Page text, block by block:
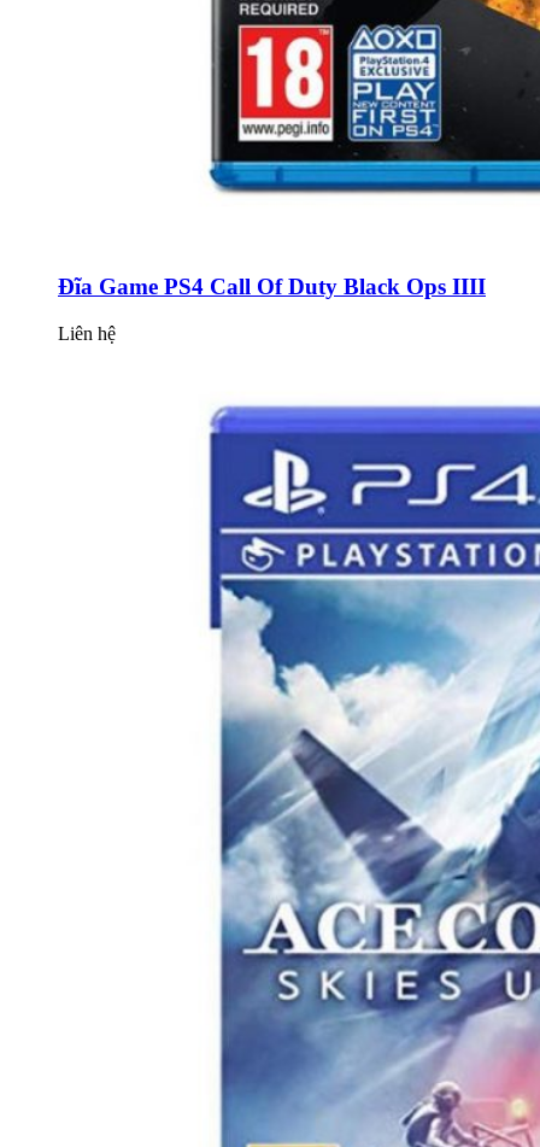
Đĩa Game PS4 Call Of Duty Black Ops IIII
Liên hệ